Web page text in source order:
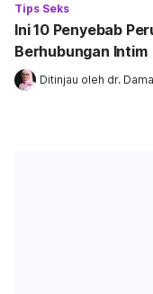
Tips Seks
Ini 10 Penyebab
Berhubungan Intim
Ditinjau oleh dr.